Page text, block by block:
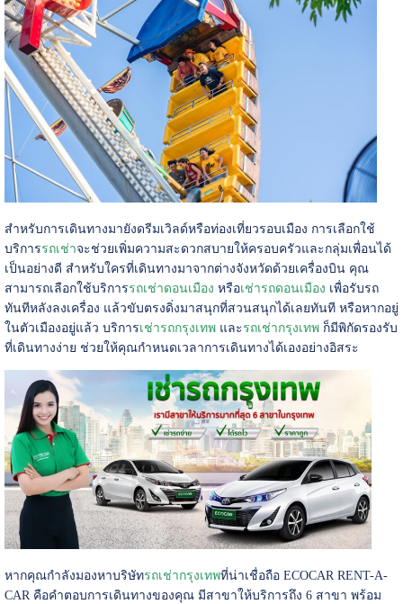
สำหรับการเดินทางมายังดรีมเวิลด์หรือท่องเที่ยวรอบเมือง การเลือกใช้
บริการรถเช่าจะช่วยเพิ่มความสะดวกสบายให้ครอบครัวและกลุ่มเพื่อนได้
เป็นอย่างดี สำหรับใครที่เดินทางมาจากต่างจังหวัดด้วยเครื่องบิน คุณ
สามารถเลือกใช้บริการรถเช่าดอนเมือง หรือเช่ารถดอนเมือง เพื่อรับรถ
ทันทีหลังลงเครื่อง แล้วขับตรงดิ่งมาสนุกที่สวนสนุกได้เลยทันที หรือหากอยู่
ในตัวเมืองอยู่แล้ว บริการเช่ารถกรุงเทพและรถเช่ากรุงเทพก็มีพิกัดรองรับ
ที่เดินทางง่าย ช่วยให้คุณกำหนดเวลาการเดินทางได้เองอย่างอิสระ
หากคุณกำลังมองหาบริษัทรถเช่ากรุงเทพที่น่าเชื่อถือ ECOCAR RENT-A-
CAR คือคำตอบการเดินทางของคุณ มีสาขาให้บริการถึง 6 สาขา พร้อม